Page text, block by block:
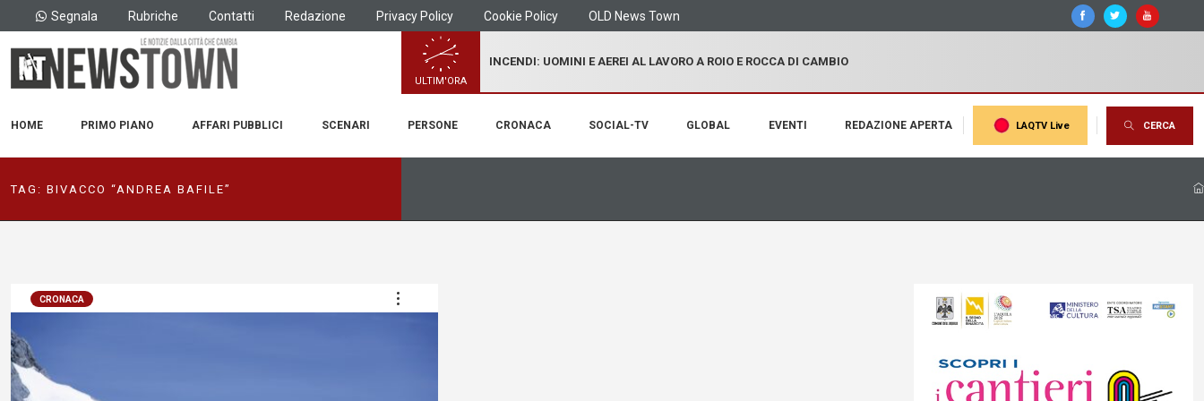
Segnala Rubriche Contatti Redazione Privacy Policy Cookie Policy OLD News Town
ULTIM'ORA
INCENDI: UOMINI E AEREI AL LAVORO A ROIO E ROCCA DI CAMBIO
HOME PRIMO PIANO AFFARI PUBBLICI SCENARI PERSONE CRONACA SOCIAL-TV GLOBAL EVENTI REDAZIONE APERTA LAQTV Live CERCA
TAG: BIVACCO “ANDREA BAFILE”
CRONACA